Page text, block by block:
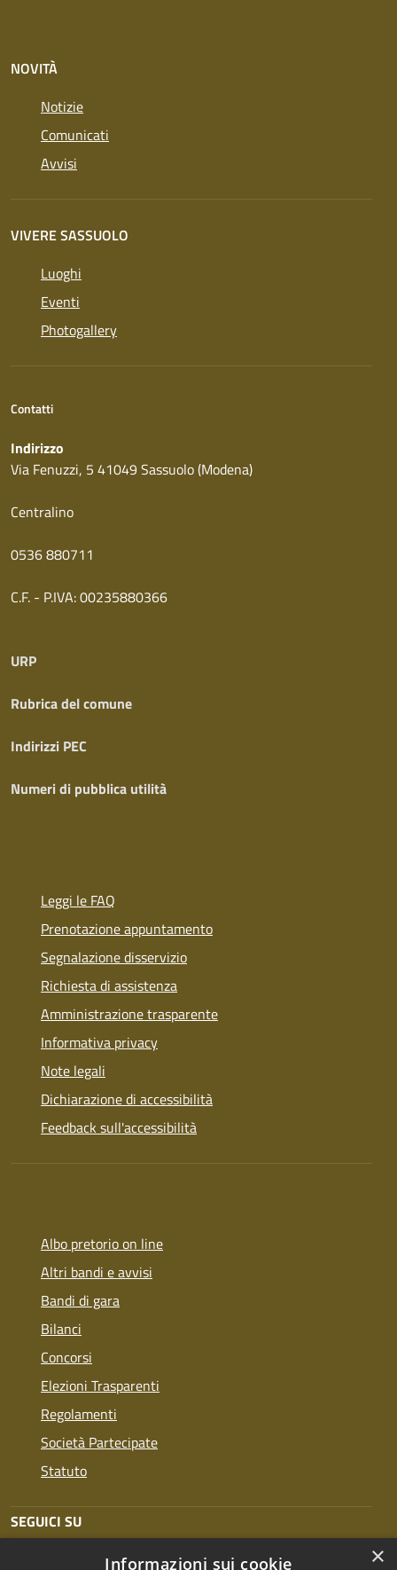
NOVITÀ
Notizie
Comunicati
Avvisi
VIVERE SASSUOLO
Luoghi
Eventi
Photogallery
Contatti
Indirizzo
Via Fenuzzi, 5 41049 Sassuolo (Modena)
Centralino
0536 880711
C.F. - P.IVA: 00235880366
URP
Rubrica del comune
Indirizzi PEC
Numeri di pubblica utilità
Leggi le FAQ
Prenotazione appuntamento
Segnalazione disservizio
Richiesta di assistenza
Amministrazione trasparente
Informativa privacy
Note legali
Dichiarazione di accessibilità
Feedback sull'accessibilità
Albo pretorio on line
Altri bandi e avvisi
Bandi di gara
Bilanci
Concorsi
Elezioni Trasparenti
Regolamenti
Società Partecipate
Statuto
SEGUICI SU
×
Informazioni sui cookie